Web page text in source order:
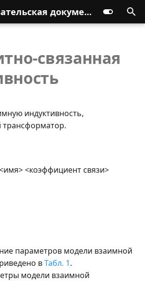
Пользовательская документация
связанная
индуктивность,
<коэффициент связи>
параметров модели взаимной
вТабл. 1.
модели взаимной